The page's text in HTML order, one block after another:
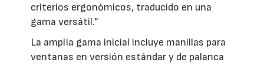
criterios ergonómicos, traducido en una
gama versátil.”
La amplia gama inicial incluye manillas para
ventanas en versión estándar y de palanca